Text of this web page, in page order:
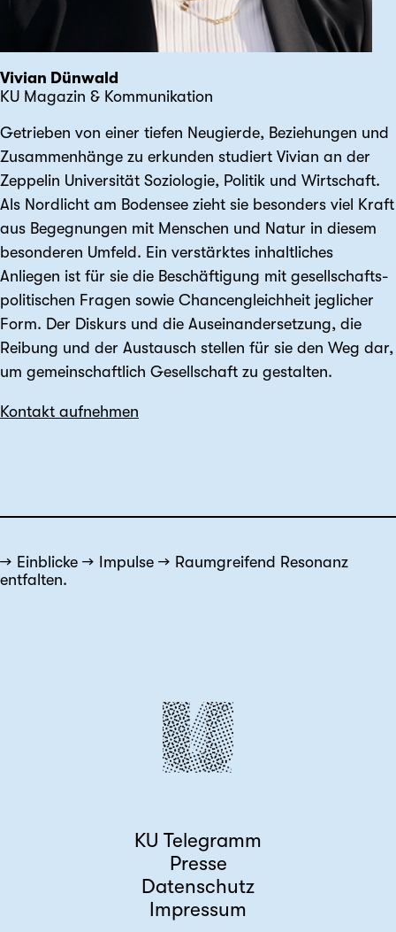
Vivian Dünwald
KU Magazin & Kommunikation
Getrieben von einer tiefen Neugierde, Beziehungen und
Zusammen­hänge zu erkunden studiert Vivian an der
Zeppelin Universität Soziologie, Politik und Wirtschaft.
Als Nordlicht am Bodensee zieht sie besonders viel Kraft
aus Begegnungen mit Menschen und Natur in diesem
besonderen Umfeld. Ein verstärktes inhalt­liches
Anliegen ist für sie die Beschäftigung mit gesellschafts­
politischen Fragen sowie Chancen­gleichheit jeglicher
Form. Der Diskurs und die Auseinander­setzung, die
Reibung und der Austausch stellen für sie den Weg dar,
um gemein­schaftlich Gesell­schaft zu gestalten.
Kontakt aufnehmen
Einblicke Impulse
Raumgreifend Resonanz
entfalten.